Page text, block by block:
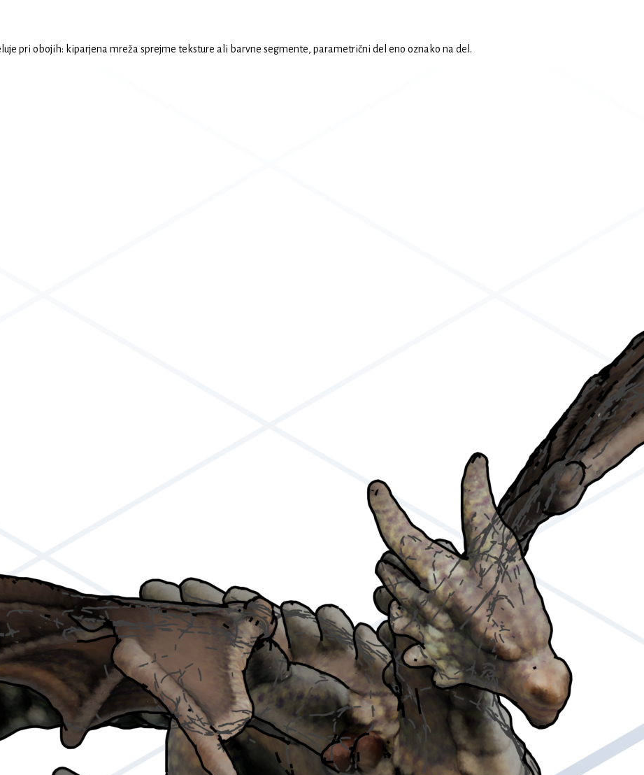
pri obojih: kiparjena mreža sprejme teksture ali barvne segmente, parametrični del eno oznako na del.